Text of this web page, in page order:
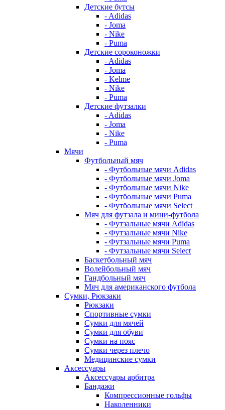
Детские бутсы
- Adidas
- Joma
- Nike
- Puma
Детские сороконожки
- Adidas
- Joma
- Kelme
- Nike
- Puma
Детские футзалки
- Adidas
- Joma
- Nike
- Puma
Мячи
Футбольный мяч
- Футбольные мячи Adidas
- Футбольные мячи Joma
- Футбольные мячи Nike
- Футбольные мячи Puma
- Футбольные мячи Select
Мяч для футзала и мини-футбола
- Футзальные мячи Adidas
- Футзальные мячи Nike
- Футзальные мячи Puma
- Футзальные мячи Select
Баскетбольный мяч
Волейбольный мяч
Гандбольный мяч
Мяч для американского футбола
Сумки, Рюкзаки
Рюкзаки
Спортивные сумки
Сумки для мячей
Сумки для обуви
Сумки на пояс
Сумки через плечо
Медицинские сумки
Аксессуары
Аксессуары арбитра
Бандажи
Компрессионные гольфы
Наколенники